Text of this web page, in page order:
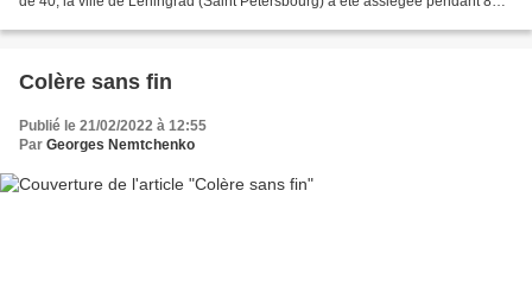
Colère sans fin
Publié le 21/02/2022 à 12:55
Par Georges Nemtchenko